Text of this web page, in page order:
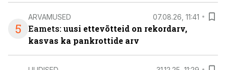
5
ARVAMUSED 07.08.26, 11:41
Eamets: uusi ettevõtteid on rekordarv,
kasvas ka pankrottide arv